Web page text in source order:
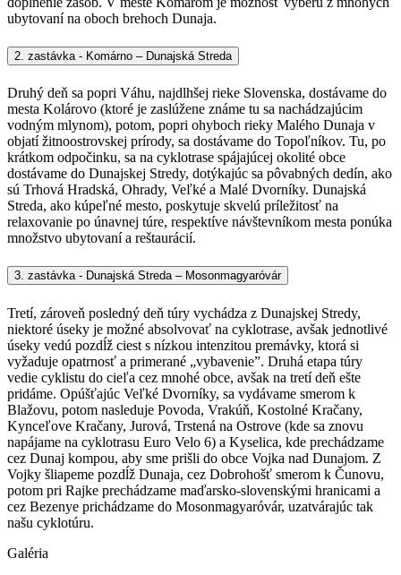
ubytovaní na oboch brehoch Dunaja.
2. zastávka - Komárno – Dunajská Streda
Druhý deň sa popri Váhu, najdlhšej rieke Slovenska, dostávame do
mesta Kolárovo (ktoré je zaslúžene známe tu sa nachádzajúcim
vodným mlynom), potom, popri ohyboch rieky Malého Dunaja v
objatí žitnoostrovskej prírody, sa dostávame do Topoľníkov. Tu, po
krátkom odpočinku, sa na cyklotrase spájajúcej okolité obce
dostávame do Dunajskej Stredy, dotýkajúc sa pôvabných dedín, ako
sú Trhová Hradská, Ohrady, Veľké a Malé Dvorníky. Dunajská
Streda, ako kúpeľné mesto, poskytuje skvelú príležitosť na
relaxovanie po únavnej túre, respektíve návštevníkom mesta ponúka
množstvo ubytovaní a reštaurácií.
3. zastávka - Dunajská Streda – Mosonmagyaróvár
Tretí, zároveň posledný deň túry vychádza z Dunajskej Stredy,
niektoré úseky je možné absolvovať na cyklotrase, avšak jednotlivé
úseky vedú pozdĺž ciest s nízkou intenzitou premávky, ktorá si
vyžaduje opatrnosť a primerané „vybavenie”. Druhá etapa túry
vedie cyklistu do cieľa cez mnohé obce, avšak na tretí deň ešte
pridáme. Opúšťajúc Veľké Dvorníky, sa vydávame smerom k
Blažovu, potom nasleduje Povoda, Vrakúň, Kostolné Kračany,
Kynceľove Kračany, Jurová, Trstená na Ostrove (kde sa znovu
napájame na cyklotrasu Euro Velo 6) a Kyselica, kde prechádzame
cez Dunaj kompou, aby sme prišli do obce Vojka nad Dunajom. Z
Vojky šliapeme pozdĺž Dunaja, cez Dobrohošť smerom k Čunovu,
potom pri Rajke prechádzame maďarsko-slovenskými hranicami a
cez Bezenye prichádzame do Mosonmagyaróvár, uzatvárajúc tak
našu cyklotúru.
Galéria